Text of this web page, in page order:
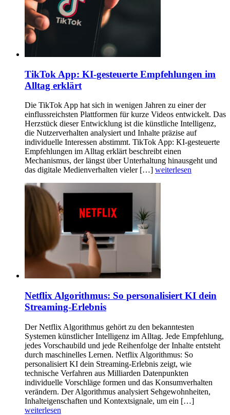
TikTok App: KI-gesteuerte Empfehlungen im
Alltag erklärt
Die TikTok App hat sich in wenigen Jahren zu einer der
einflussreichsten Plattformen für kurze Videos entwickelt. Das
Herzstück dieser Entwicklung ist die künstliche Intelligenz,
die Nutzerverhalten analysiert und Inhalte präzise auf
individuelle Interessen abstimmt. TikTok App: KI-gesteuerte
Empfehlungen im Alltag erklärt beschreibt einen
Mechanismus, der längst über Unterhaltung hinausgeht und
das digitale Medienverhalten vieler […] weiterlesen
Netflix Algorithmus: So personalisiert KI dein
Streaming-Erlebnis
Der Netflix Algorithmus gehört zu den bekanntesten
Systemen künstlicher Intelligenz im Alltag. Jede Empfehlung,
jedes Vorschaubild und jede Reihenfolge der Inhalte entsteht
durch maschinelles Lernen. Netflix Algorithmus: So
personalisiert KI dein Streaming-Erlebnis zeigt, wie
technische Verfahren aus Milliarden Datenpunkten
individuelle Vorschläge formen und das Konsumverhalten
verändern. Der Algorithmus analysiert Sehgewohnheiten,
Inhalteigenschaften und Kontextsignale, um ein […]
weiterlesen